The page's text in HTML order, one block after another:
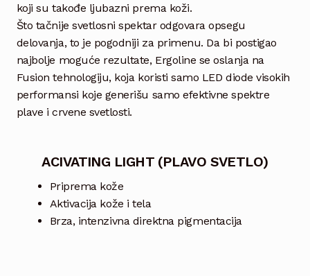
koji su takođe ljubazni prema koži.
Što tačnije svetlosni spektar odgovara opsegu
delovanja, to je pogodniji za primenu. Da bi postigao
najbolje moguće rezultate, Ergoline se oslanja na
Fusion tehnologiju, koja koristi samo LED diode visokih
performansi koje generišu samo efektivne spektre
plave i crvene svetlosti.
ACIVATING LIGHT (PLAVO SVETLO)
Priprema kože
Aktivacija kože i tela
Brza, intenzivna direktna pigmentacija